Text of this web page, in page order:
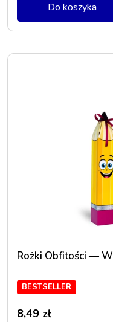
Do koszyka
Rożki Obfitości —
BESTSELLER
8,49 zł